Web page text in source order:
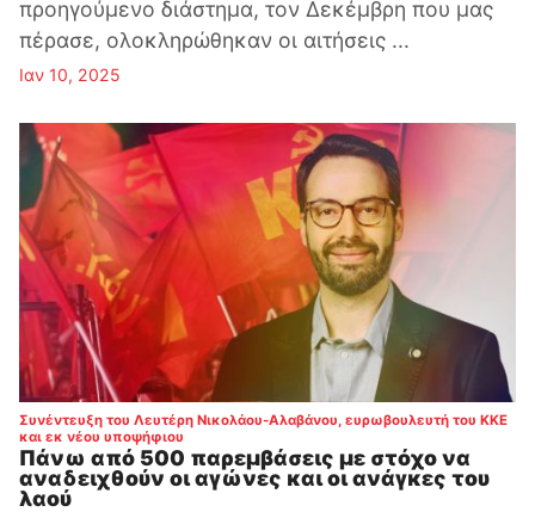
προηγούμενο διάστημα, τον Δεκέμβρη που μας
πέρασε, ολοκληρώθηκαν οι αιτήσεις ...
Ιαν 10, 2025
Συνέντευξη του Λευτέρη Νικολάου-Αλαβάνου, ευρωβουλευτή του ΚΚΕ
και εκ νέου υποψήφιου
Πάνω από 500 παρεμβάσεις με στόχο να
αναδειχθούν οι αγώνες και οι ανάγκες του
λαού